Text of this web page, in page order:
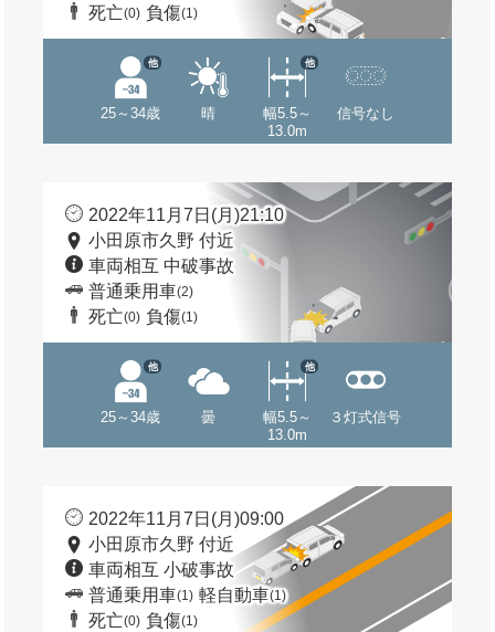
死亡(0) 負傷(1)
25～34歳
他
晴
幅5.5～
13.0m
他
信号なし
2022年11月7日(月)21:10
小田原市久野 付近
車両相互 中破事故
普通乗用車(2)
死亡(0) 負傷(1)
25～34歳
他
曇
幅5.5～
13.0m
他
３灯式信号
2022年11月7日(月)09:00
小田原市久野 付近
車両相互 小破事故
普通乗用車(1) 軽自動車(1)
死亡(0) 負傷(1)